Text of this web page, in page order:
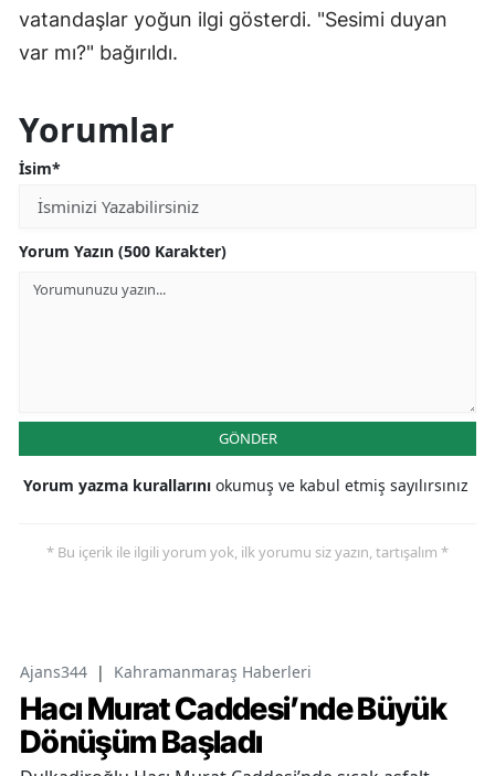
vatandaşlar yoğun ilgi gösterdi. "Sesimi duyan
var mı?" bağırıldı.
Yorumlar
İsim*
Yorum Yazın (500 Karakter)
GÖNDER
Yorum yazma kurallarını okumuş ve kabul etmiş sayılırsınız
* Bu içerik ile ilgili yorum yok, ilk yorumu siz yazın, tartışalım *
Ajans344 | Kahramanmaraş Haberleri
Hacı Murat Caddesi’nde Büyük
Dönüşüm Başladı